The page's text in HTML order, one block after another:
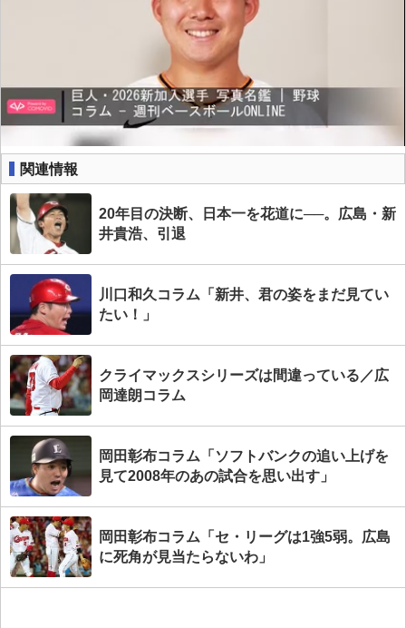
関連情報
20年目の決断、日本一を花道に──。広島・新
井貴浩、引退
川口和久コラム「新井、君の姿をまだ見てい
たい！」
クライマックスシリーズは間違っている／広
岡達朗コラム
岡田彰布コラム「ソフトバンクの追い上げを
見て2008年のあの試合を思い出す」
岡田彰布コラム「セ・リーグは1強5弱。広島
に死角が見当たらないわ」